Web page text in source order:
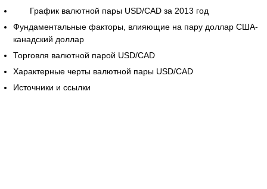
График валютной пары USD/CAD за 2013 год
Фундаментальные факторы, влияющие на пару доллар США-
канадский доллар
Торговля валютной парой USD/CAD
Характерные черты валютной пары USD/CAD
Источники и ссылки